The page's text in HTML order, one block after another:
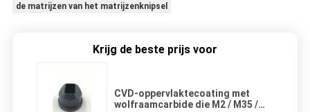
de matrijzen van het matrijzenknipsel
Krijg de beste prijs voor
CVD-oppervlaktecoating met
wolfraamcarbide die M2 / M35 /